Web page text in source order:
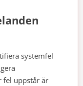
systemfel
fel uppstår är